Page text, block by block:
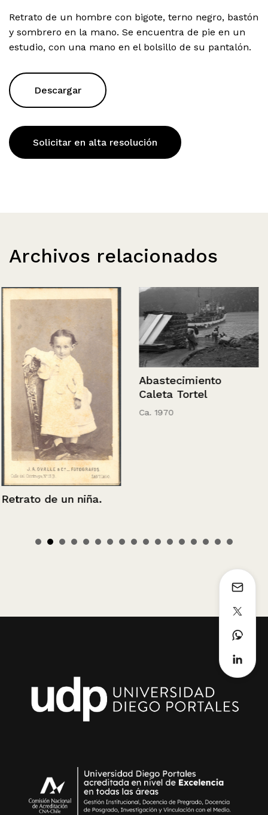
Retrato de un hombre con bigote, terno negro, bastón
y sombrero en la mano. Se encuentra de pie en un
estudio, con una mano en el bolsillo de su pantalón.
Descargar
Solicitar en alta resolución
Archivos relacionados
Retrato de un niña.
Abastecimiento
Caleta Tortel
Ca. 1970